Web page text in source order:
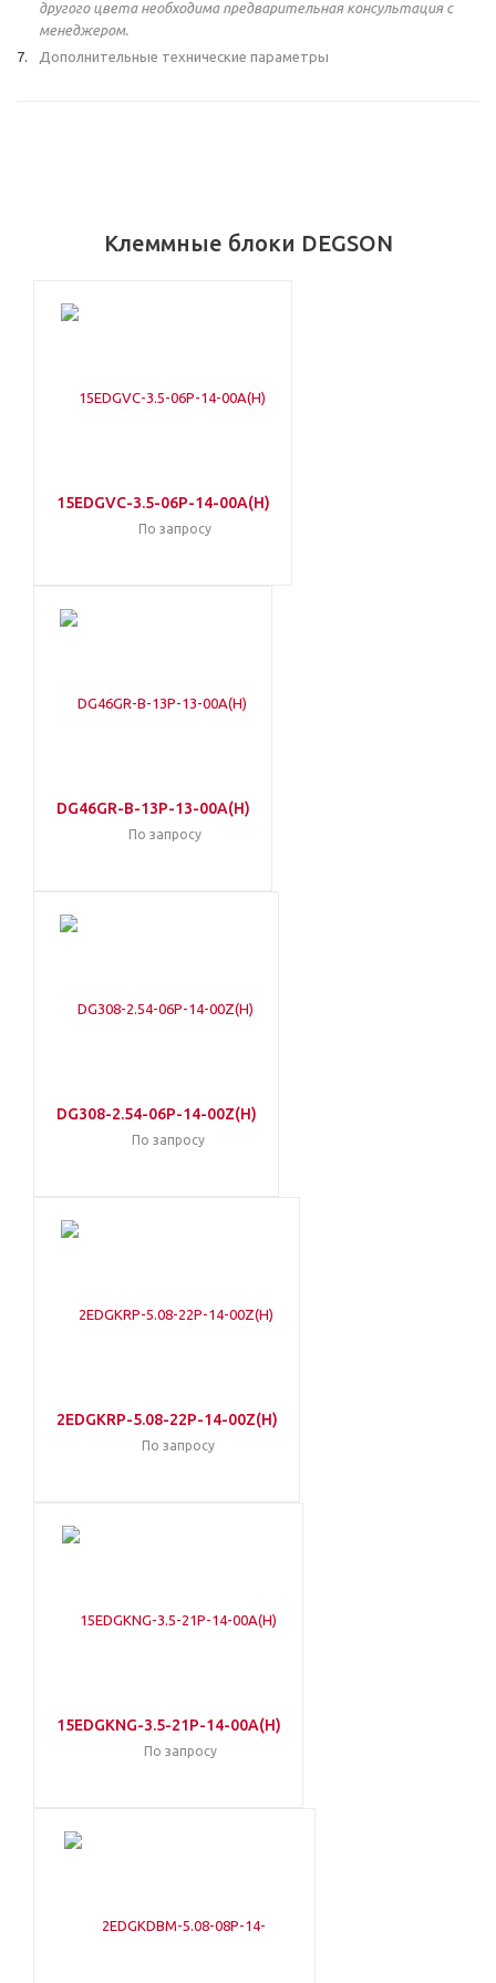
другого цвета необходима предварительная консультация с
менеджером.
Дополнительные технические параметры
Клеммные блоки DEGSON
15EDGVC-3.5-06P-14-00A(H)
По запросу
DG46GR-B-13P-13-00A(H)
По запросу
DG308-2.54-06P-14-00Z(H)
По запросу
2EDGKRP-5.08-22P-14-00Z(H)
По запросу
15EDGKNG-3.5-21P-14-00A(H)
По запросу